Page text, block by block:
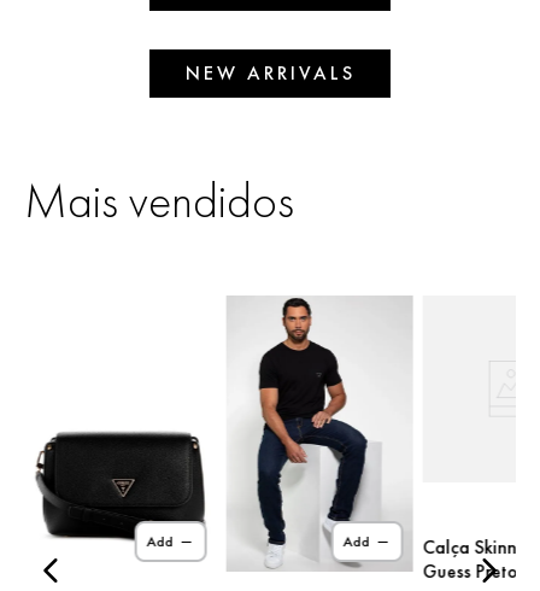
NEW ARRIVALS
Mais vendidos
Add Add
Calça Skinny
Guess Preto